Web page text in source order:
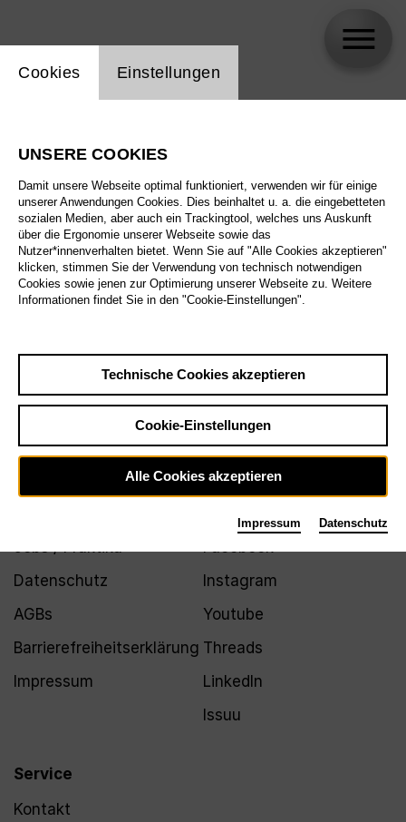
Biographie
Spielplan
Jobs / Praktika
Datenschutz
AGBs
Barrierefreiheitserklärung
Impressum
Service
Kontakt
Facebook
Instagram
Youtube
Threads
LinkedIn
Issuu
Einstellung Website Cookie
Cookies Einstellungen
UNSERE COOKIES
Damit unsere Webseite optimal funktioniert, verwenden wir für einige
unserer Anwendungen Cookies. Dies beinhaltet u. a. die eingebetteten
sozialen Medien, aber auch ein Trackingtool, welches uns Auskunft
über die Ergonomie unserer Webseite sowie das
Nutzer*innenverhalten bietet. Wenn Sie auf "Alle Cookies akzeptieren"
klicken, stimmen Sie der Verwendung von technisch notwendigen
Cookies sowie jenen zur Optimierung unserer Webseite zu. Weitere
Informationen findet Sie in den "Cookie-Einstellungen".
Technische Cookies akzeptieren
Cookie-Einstellungen
Alle Cookies akzeptieren
Impressum Datenschutz